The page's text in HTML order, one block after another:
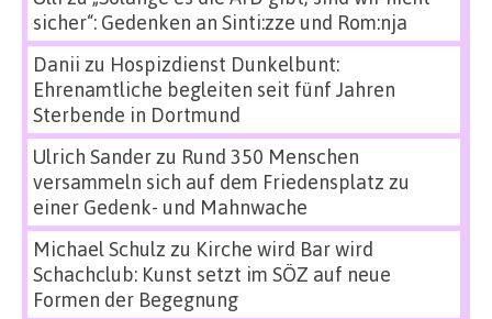
sicher“: Gedenken an Sinti:zze und Rom:nja
Danii zu Hospizdienst Dunkelbunt:
Ehrenamtliche begleiten seit fünf Jahren
Sterbende in Dortmund
Ulrich Sanderzu Rund 350 Menschen
versammeln sich auf dem Friedensplatz zu
einer Gedenk- und Mahnwache
Michael Schulz zu Kirche wird Bar wird
Schachclub: Kunst setzt im SÖZ auf neue
Formen der Begegnung